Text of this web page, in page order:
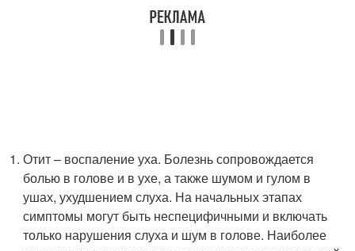
Отит – воспаление уха. Болезнь сопровождается
болью в голове и в ухе, а также шумом и гулом в
ушах, ухудшением слуха. На начальных этапах
симптомы могут быть неспецифичными и включать
только нарушения слуха и шум в голове. Наиболее